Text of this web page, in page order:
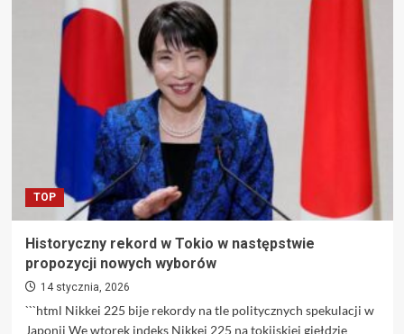
TOP
Historyczny rekord w Tokio w następstwie
propozycji nowych wyborów
14 stycznia, 2026
```html Nikkei 225 bije rekordy na tle politycznych spekulacji w
Japonii We wtorek indeks Nikkei 225 na tokijskiej giełdzie